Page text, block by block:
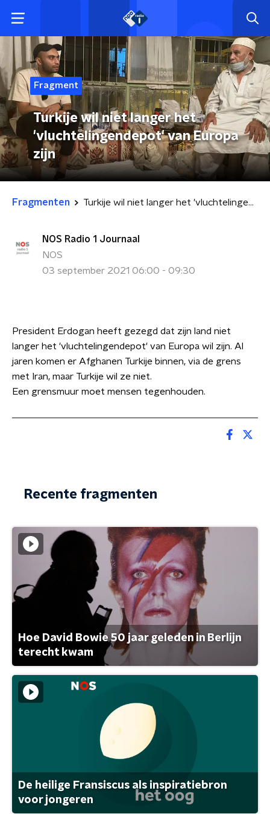
Fragment
Turkije wil niet langer het
'vluchtelingendepot' van Europa
zijn
Fragmenten Turkije wil niet langer het 'vluchtelingendepot' van Europa zijn
NOS Radio 1 Journaal
NOS
03 september 2021 06:00 - 09:30
President Erdogan heeft gezegd dat zijn land niet
langer het 'vluchtelingendepot' van Europa wil zijn. Al
jaren komen er Afghanen Turkije binnen, via de grens
met Iran, maar Turkije wil ze niet.
Een grensmuur moet mensen tegenhouden.
Recente fragmenten
Hoe David Bowie 50 jaar geleden in Berlijn
terecht kwam
De heilige Fransiscus als inspiratiebron
voor jongeren